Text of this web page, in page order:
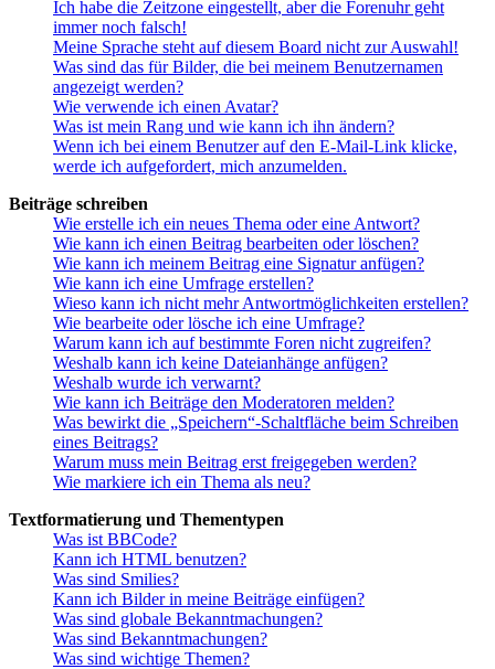
Ich habe die Zeitzone eingestellt, aber die Forenuhr geht
immer noch falsch!
Meine Sprache steht auf diesem Board nicht zur Auswahl!
Was sind das für Bilder, die bei meinem Benutzernamen
angezeigt werden?
Wie verwende ich einen Avatar?
Was ist mein Rang und wie kann ich ihn ändern?
Wenn ich bei einem Benutzer auf den E-Mail-Link klicke,
werde ich aufgefordert, mich anzumelden.
Beiträge schreiben
Wie erstelle ich ein neues Thema oder eine Antwort?
Wie kann ich einen Beitrag bearbeiten oder löschen?
Wie kann ich meinem Beitrag eine Signatur anfügen?
Wie kann ich eine Umfrage erstellen?
Wieso kann ich nicht mehr Antwortmöglichkeiten erstellen?
Wie bearbeite oder lösche ich eine Umfrage?
Warum kann ich auf bestimmte Foren nicht zugreifen?
Weshalb kann ich keine Dateianhänge anfügen?
Weshalb wurde ich verwarnt?
Wie kann ich Beiträge den Moderatoren melden?
Was bewirkt die „Speichern“-Schaltfläche beim Schreiben
eines Beitrags?
Warum muss mein Beitrag erst freigegeben werden?
Wie markiere ich ein Thema als neu?
Textformatierung und Thementypen
Was ist BBCode?
Kann ich HTML benutzen?
Was sind Smilies?
Kann ich Bilder in meine Beiträge einfügen?
Was sind globale Bekanntmachungen?
Was sind Bekanntmachungen?
Was sind wichtige Themen?